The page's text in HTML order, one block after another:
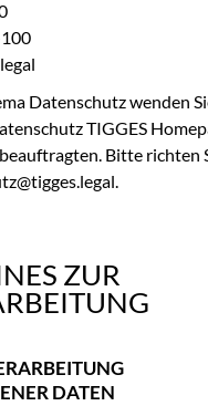
Datenschutz wenden
TIGGES
Bitte richten
ZUR
DATEN